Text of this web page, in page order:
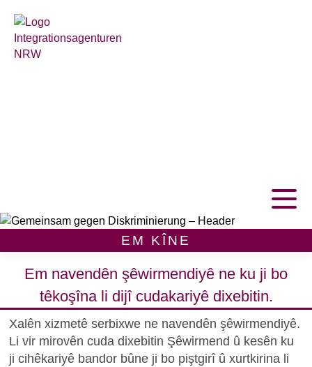
ŞÊWR
EM KÎNE
Em navendên şêwirmendiyê ne ku ji bo
têkoşîna li dijî cudakariyê dixebitin.
Xalên xizmetê serbixwe ne navendên şêwirmendiyê.
Li vir mirovên cuda dixebitin Şêwirmend û kesên ku
ji cihêkariyê bandor bûne ji bo piştgirî û xurtkirina li